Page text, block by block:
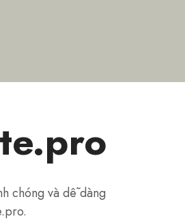
chóng và dễ dàng